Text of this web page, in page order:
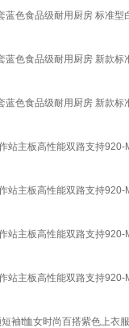
色食品级耐用厨房 标准型
色食品级耐用厨房 新款标
色食品级耐用厨房 新款
站主板高性能双路支持
站主板高性能双路支持
站主板高性能双路支持
站主板高性能双路支持
袖t恤女时尚百搭紫色上衣